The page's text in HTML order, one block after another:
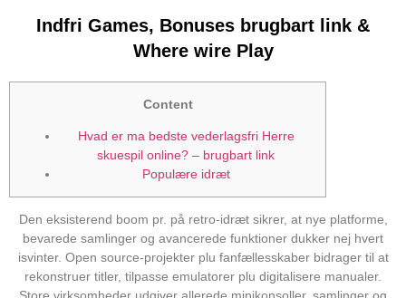
Indfri Games, Bonuses brugbart link &
Where wire Play
Content
Hvad er ma bedste vederlagsfri Herre
skuespil online? – brugbart link
Populære idræt
Den eksisterend boom pr. på retro-idræt sikrer, at nye platforme,
bevarede samlinger og avancerede funktioner dukker nej hvert
isvinter. Open source-projekter plu fanfællesskaber bidrager til at
rekonstruer titler, tilpasse emulatorer plu digitalisere manualer.